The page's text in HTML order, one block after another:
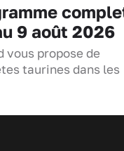
9 août 2026
vous propose de
taurines dans les